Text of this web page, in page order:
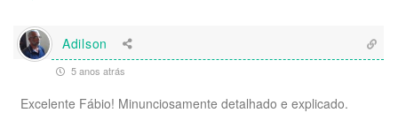
Adilson
5 anos atrás
Excelente Fábio! Minunciosamente detalhado e explicado.